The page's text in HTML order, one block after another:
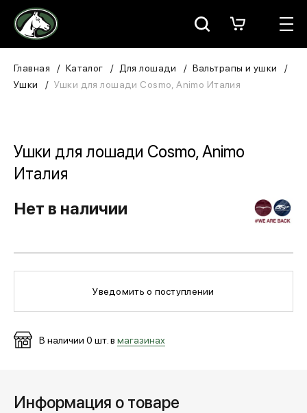
Москва
В конюшню
Сувениры/Подарки
МЕДИА
ПОКУПАТЕЛЯМ
Главная Каталог Для лошади
Вальтрапы и ушки
Ушки
Ушки для лошади Cosmo, Animo Италия
Ушки для лошади Cosmo, Animo
Италия
Нет в наличии
Уведомить о поступлении
В наличии 0 шт. в магазинах
Информация о товаре